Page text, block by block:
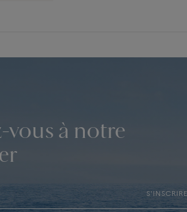
vous à notre
S'INSCRIRE